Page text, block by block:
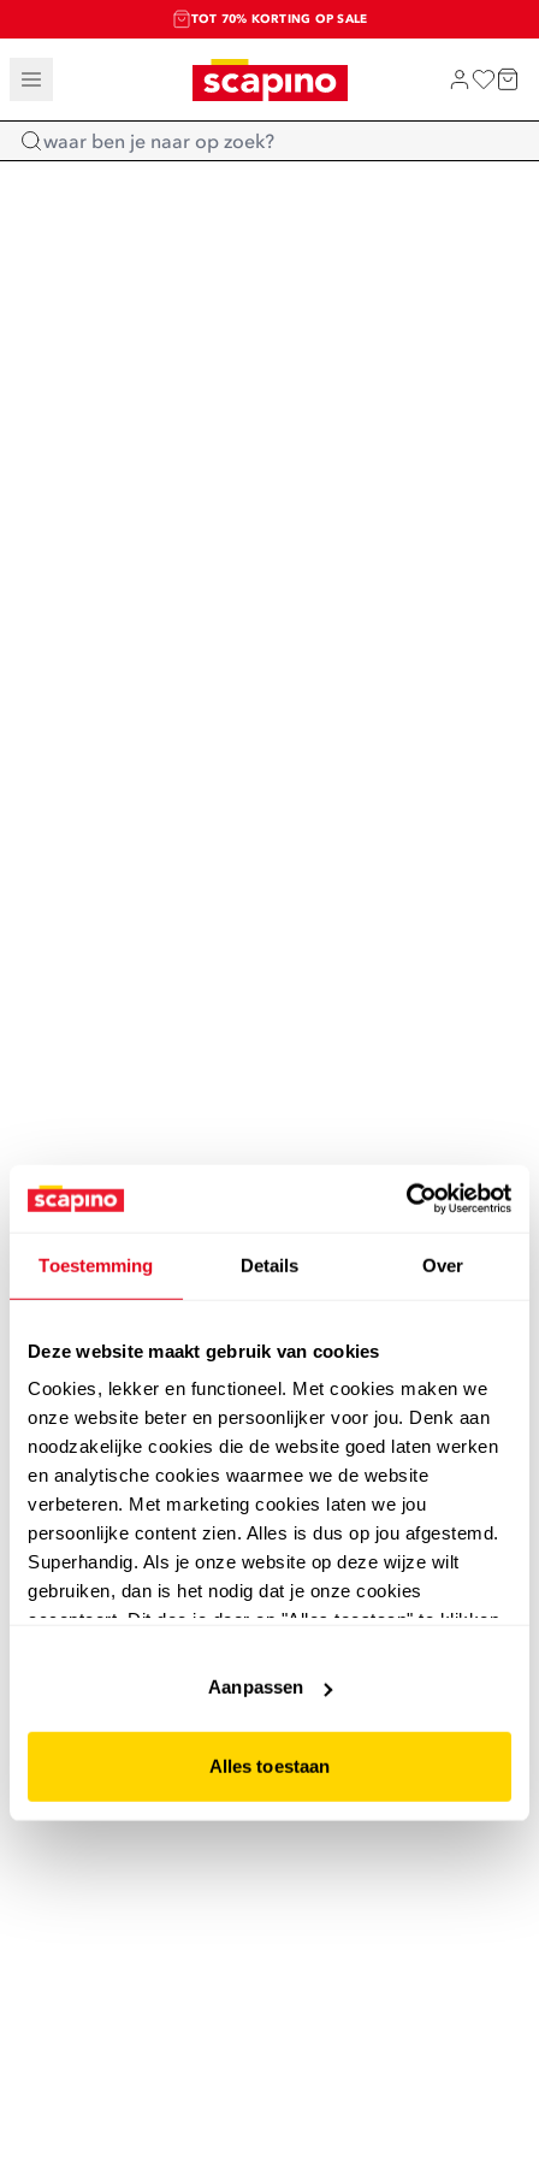
Toestemming Details Over
Deze website maakt gebruik van cookies
Cookies, lekker en functioneel. Met cookies maken we
onze website beter en persoonlijker voor jou. Denk aan
noodzakelijke cookies die de website goed laten werken
en analytische cookies waarmee we de website
verbeteren. Met marketing cookies laten we jou
persoonlijke content zien. Alles is dus op jou afgestemd.
Superhandig. Als je onze website op deze wijze wilt
gebruiken, dan is het nodig dat je onze cookies
accepteert. Dit doe je door op "Alles toestaan" te klikken.
website niet optimaal functioneert.
Aanpassen
Alles toestaan
TOT 70% KORTING OP SALE
SALE: LAATSTE KANS!
SHOP NIEUW
Home